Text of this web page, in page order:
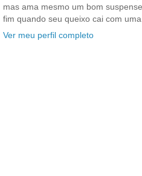
mas ama mesmo um bom
fim quando seu queixo cai com
Ver meu perfil completo